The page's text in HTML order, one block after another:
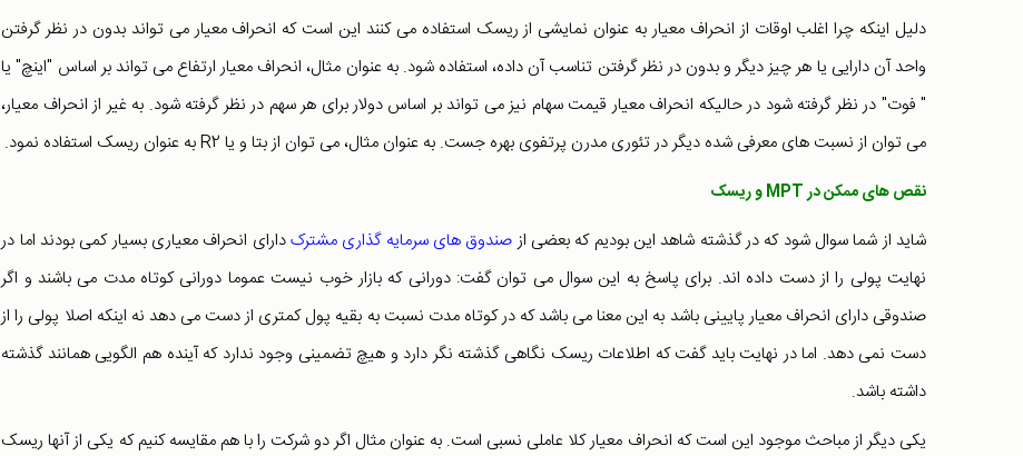
دلیل اینکه چرا اغلب اوقات از انحراف معیار به عنوان نمایشی از ریسک استفاده می کنند این است که انحراف معیار می تواند بدون در نظر گرفتن
واحد آن دارایی یا هر چیز دیگر و بدون در نظر گرفتن تناسب آن داده، استفاده شود. به عنوان مثال، انحراف معیار ارتفاع می تواند بر اساس "اینچ" یا
" فوت" در نظر گرفته شود در حالیکه انحراف معیار قیمت سهام نیز می تواند بر اساس دولار برای هر سهم در نظر گرفته شود. به غیر از انحراف معیار،
می توان از نسبت های معرفی شده دیگر در تئوری مدرن پرتفوی بهره جست. به عنوان مثال، می توان از بتا و یا R 2 به عنوان ریسک استفاده نمود.
نقص های ممکن درMPTو ریسک
شاید از شما سوال شود که در گذشته شاهد این بودیم که بعضی ازصندوق های سرمایه گذاری مشترکدارای انحراف معیاری بسیار کمی بودند اما در
نهایت پولی را از دست داده اند. برای پاسخ به این سوال می توان گفت: دورانی که بازار خوب نیست عموما دورانی کوتاه مدت می باشند و اگر
صندوقی دارای انحراف معیار پایینی باشد به این معنا می باشد که در کوتاه مدت نسبت به بقیه پول کمتری از دست می دهد نه اینکه اصلا پولی را از
دست نمی دهد. اما در نهایت باید گفت که اطلاعات ریسک نگاهی گذشته نگر دارد و هیچ تضمینی وجود ندارد که آینده هم الگویی همانند گذشته
داشته باشد.
یکی دیگر از مباحث موجود این است که انحراف معیار کلا عاملی نسبی است. به عنوان مثال اگر دو شرکت را با هم مقایسه کنیم که یکی از آنها ریسک